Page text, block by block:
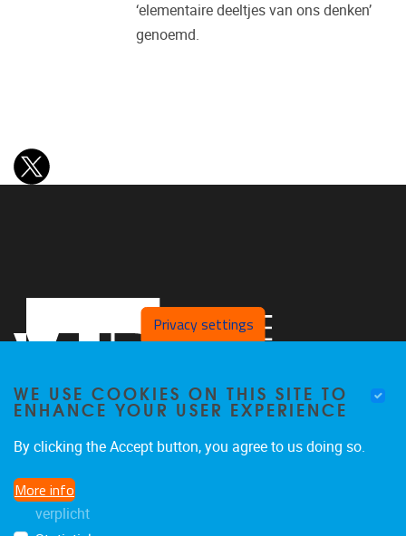
‘elementaire deeltjes van ons denken’
genoemd.
Privacy settings
WE USE COOKIES ON THIS SITE TO
ENHANCE YOUR USER EXPERIENCE
By clicking the Accept button, you agree to us doing so.
More info
verplicht